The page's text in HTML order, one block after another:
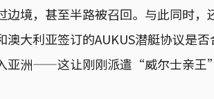
境，甚至半路被召回。与此同时，
大利亚签订的AUKUS潜艇协议是
亚洲——这让刚刚派遣“威尔士亲王